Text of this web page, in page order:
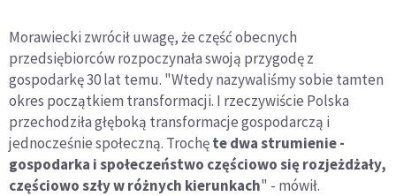
Morawiecki zwrócił uwagę, że część obecnych
przedsiębiorców rozpoczynała swoją przygodę z
gospodarkę 30 lat temu. "Wtedy nazywaliśmy sobie tamten
okres początkiem transformacji. I rzeczywiście Polska
przechodziła głęboką transformacje gospodarczą i
jednocześnie społeczną. Trochęte dwa strumienie -
gospodarka i społeczeństwo częściowo się rozjeżdżały,
częściowo szły w różnych kierunkach" - mówił.